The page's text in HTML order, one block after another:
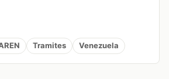
Tramites Venezuela